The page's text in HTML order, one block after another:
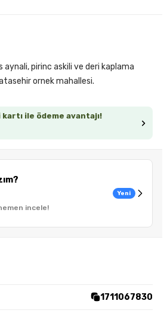
ile ödeme avantajı!
incele!
Yeni
1711067830
pirinc askili ve deri kaplama
ornek mahallesi.